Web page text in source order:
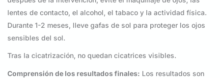
lentes de contacto, el alcohol, el tabaco y la actividad física.
Durante 1-2 meses, lleve gafas de sol para proteger los ojos
sensibles del sol.
Tras la cicatrización, no quedan cicatrices visibles.
Comprensión de los resultados finales: Los resultados son